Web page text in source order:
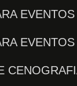
EVENTOS